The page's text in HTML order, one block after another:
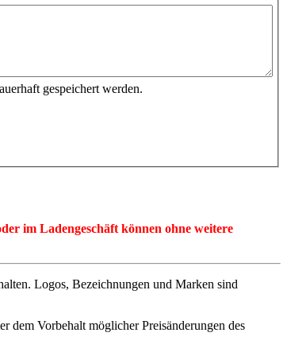
gespeichert werden.
im Ladengeschäft können ohne weitere
Logos, Bezeichnungen und Marken sind
dem Vorbehalt möglicher Preisänderungen des